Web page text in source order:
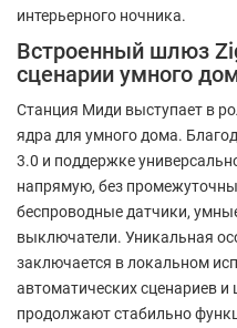
интерьерного ночника.
Встроенный шлюз
сценарии умного
Станция Миди выступает в
ядра для умного дома.
3.0 и поддержке
напрямую, без
беспроводные датчики,
выключатели. Уникальная
заключается в локальном
автоматических сценариев
продолжают стабильно